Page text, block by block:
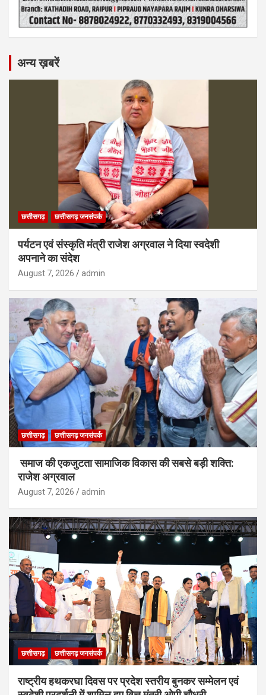
अन्य ख़बरें
छत्तीसगढ़ छत्तीसगढ़ जनसंपर्क
पर्यटन एवं संस्कृति मंत्री राजेश अग्रवाल ने दिया स्वदेशी
अपनाने का संदेश
August 7, 2026 admin
छत्तीसगढ़ छत्तीसगढ़ जनसंपर्क
समाज की एकजुटता सामाजिक विकास की सबसे बड़ी शक्ति:
राजेश अग्रवाल
August 7, 2026 admin
छत्तीसगढ़ छत्तीसगढ़ जनसंपर्क
राष्ट्रीय हथकरघा दिवस पर प्रदेश स्तरीय बुनकर सम्मेलन एवं